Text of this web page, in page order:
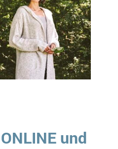
und